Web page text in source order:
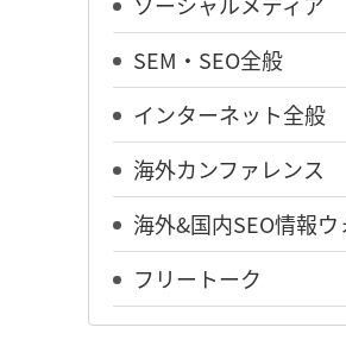
SEM・SEO全般
インターネット全般
海外カンファレンス
海外&国内SEO情報ウ
フリートーク